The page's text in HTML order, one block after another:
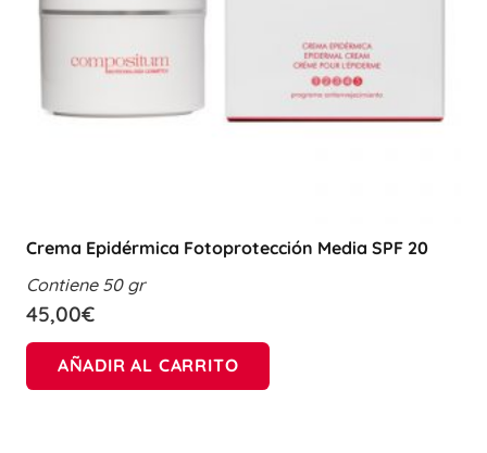
Crema Epidérmica Fotoprotección Media SPF 20
Contiene 50 gr
45,00€
AÑADIR AL CARRITO